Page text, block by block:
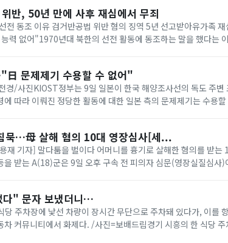
반, 50년 만에 사후 재심에서 무죄
동조 이유 검거반공법 위반 혐의 징역 5년 선고받아유가족 재
력 없어"1970년대 북한의 선전 활동에 동조하는 말을 했다는
문제제기 수용할 수 없어"
/사진KIOST정부는 9일 일본이 한국 해양조사선의 독도 주변
따라 이뤄진 정당한 활동에 대한 일본 측의 문제제기는 수용
묵…母 살해 혐의 10대 영장심사[세...
재 기자] 말다툼을 벌이다 어머니를 흉기로 살해한 혐의를 받는
받는 A(18)군은 9일 오후 구속 전 피의자 심문(영장실질심사)
다" 문자 보냈더니…
주차장에 낯선 차량이 장시간 무단으로 주차돼 있다가, 이를
커뮤니티에서 화제다. /사진=보배드림경기 시흥의 한 식당 주